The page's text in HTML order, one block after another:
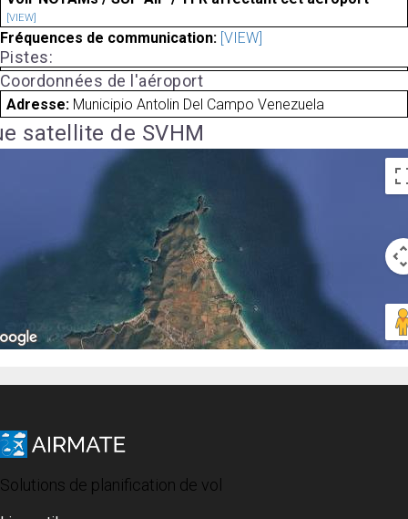
[VIEW]
Fréquences de communication: [VIEW]
Pistes:
Coordonnées de l'aéroport
Adresse: Municipio Antolin Del Campo Venezuela
satellite de SVHM
Solutions de planification de vol